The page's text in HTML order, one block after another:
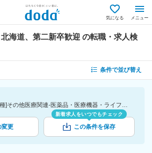
気になる メニュー
海道、第二新卒歓迎 の転職・求人検
条件で並び替え
[勤務地]北海道 [業種]その他医療関連-医薬品・医療機器・ライフサイエンス・医療系サービス [詳細条件](募集・採用情報)第二新卒歓迎
変更
新着求人をいつでもチェック
この条件を保存